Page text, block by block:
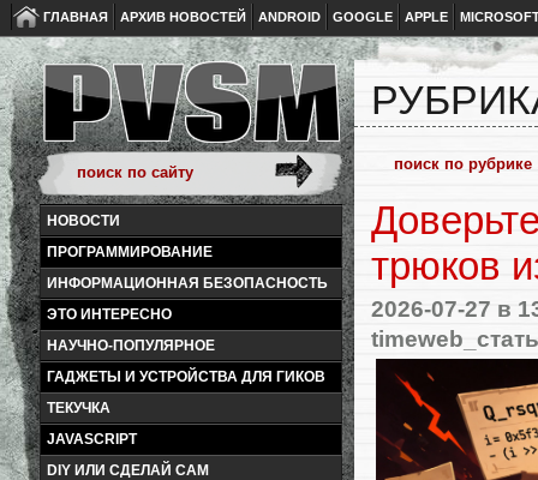
ГЛАВНАЯ АРХИВ НОВОСТЕЙ ANDROID GOOGLE APPLE
НОВОСТИ
ПРОГРАММИРОВАНИЕ
ИНФОРМАЦИОННАЯ БЕЗОПАСНОСТЬ
ЭТО ИНТЕРЕСНО
НАУЧНО-ПОПУЛЯРНОЕ
ГАДЖЕТЫ И УСТРОЙСТВА ДЛЯ ГИКОВ
ТЕКУЧКА
JAVASCRIPT
DIY ИЛИ СДЕЛАЙ САМ
трюков
2026-07-27 в